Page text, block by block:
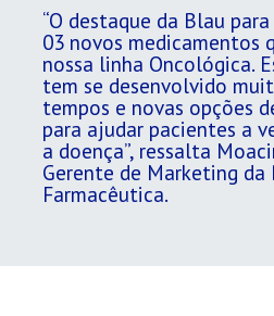
“O destaque da Blau
03 novos medicamentos
nossa linha Oncológica.
tem se desenvolvido
tempos e novas opções
para ajudar pacientes a
a doença”, ressalta
Gerente de Marketing da
Farmacêutica.